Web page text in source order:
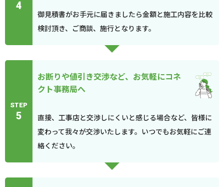
4
御見積書がお手元に届きましたら金額と施工内容を比較
検討頂き、ご商談、施行となります。
STEP
5
お断りや値引き交渉など、お気軽にコネ
クト事務局へ
直接、工事店と交渉しにくいと感じる場合など、皆様に
変わって我々が交渉いたします。いつでもお気軽にご連
絡ください。